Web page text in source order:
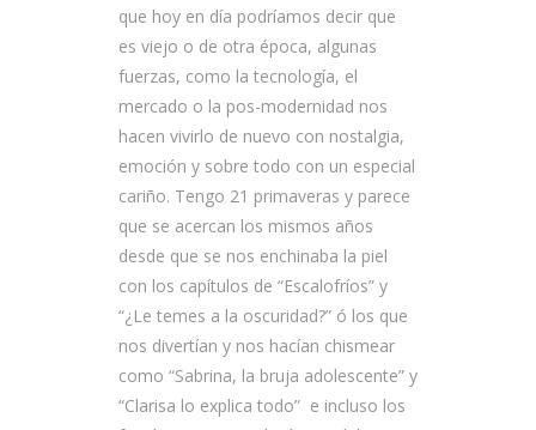
que hoy en día podríamos decir que
es viejo o de otra época, algunas
fuerzas, como la tecnología, el
mercado o la pos-modernidad nos
hacen vivirlo de nuevo con nostalgia,
emoción y sobre todo con un especial
cariño. Tengo 21 primaveras y parece
que se acercan los mismos años
desde que se nos enchinaba la piel
con los capítulos de “Escalofríos” y
“¿Le temes a la oscuridad?” ó los que
nos divertían y nos hacían chismear
como “Sabrina, la bruja adolescente” y
“Clarisa lo explica todo” e incluso los